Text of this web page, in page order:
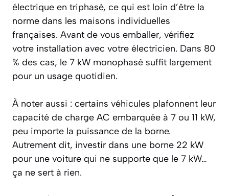
électrique en triphasé, ce qui est loin d’être la
norme dans les maisons individuelles
françaises. Avant de vous emballer, vérifiez
votre installation avec votre électricien. Dans 80
% des cas, le 7 kW monophasé suffit largement
pour un usage quotidien.
À noter aussi : certains véhicules plafonnent leur
capacité de charge AC embarquée à 7 ou 11 kW,
peu importe la puissance de la borne.
Autrement dit, investir dans une borne 22 kW
pour une voiture qui ne supporte que le 7 kW…
ça ne sert à rien.